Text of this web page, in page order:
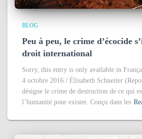
BLOG
Peu à peu, le crime d’écocide
droit international
Sorry, this entry is only available in
4 octobre 2016 / Élisabeth Schneiter
désigne le crime de destruction de ce qui
l’humanité pour exister. Conçu dans les